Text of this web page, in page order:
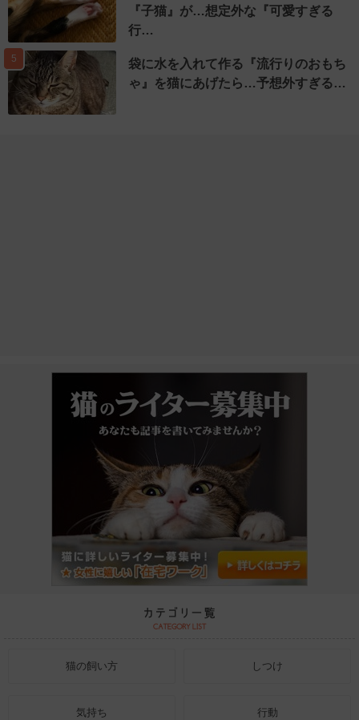
『子猫』が…想定外な『可愛すぎる
行…
5
袋に水を入れて作る『流行りのおもち
ゃ』を猫にあげたら…予想外すぎる…
猫の飼い方 しつけ
気持ち 行動